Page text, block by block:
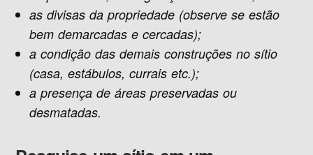
as divisas da propriedade (observe se estão
bem demarcadas e cercadas);
a condição das demais construções no sítio
(casa, estábulos, currais etc.);
a presença de áreas preservadas ou
desmatadas.